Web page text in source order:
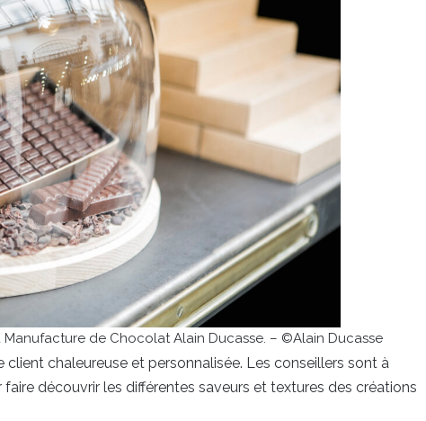
de Chocolat Alain Ducasse. – ©Alain Ducasse
chaleureuse et personnalisée. Les conseillers sont à
découvrir les différentes saveurs et textures des créations